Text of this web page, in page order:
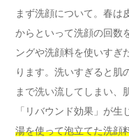
まず洗顔について。春は
からといって洗顔の回数
ングや洗顔料を使いすぎ
ります。洗いすぎると肌
まで洗い流してしまい、
「リバウンド効果」が生
湯を使って泡立てた洗顔